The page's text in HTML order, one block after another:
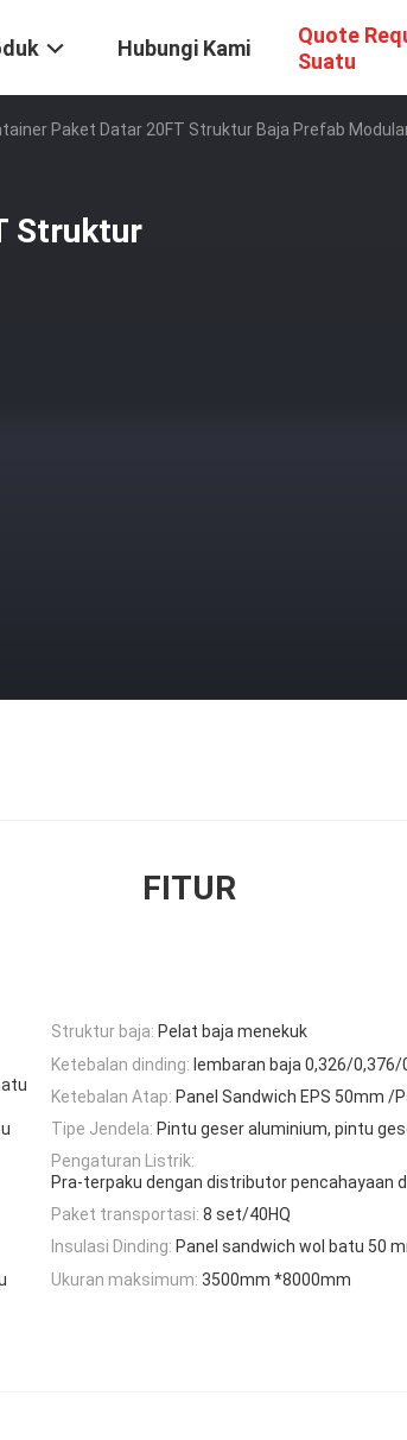
Hubungi Kami
Quote
Suatu
Paket Datar 20FT Struktur Baja Prefab
Struktur
FITUR
Struktur baja: Pelat baja menekuk
Ketebalan dinding: lembaran baja 0,326/
Ketebalan Atap: Panel Sandwich EPS 50mm /
Tipe Jendela: Pintu geser aluminium, pintu
Pengaturan Listrik:
Pra-terpaku dengan distributor pencahayaan
Paket transportasi: 8 set/40HQ
Insulasi Dinding: Panel sandwich wol batu 50
Ukuran maksimum: 3500mm *8000mm